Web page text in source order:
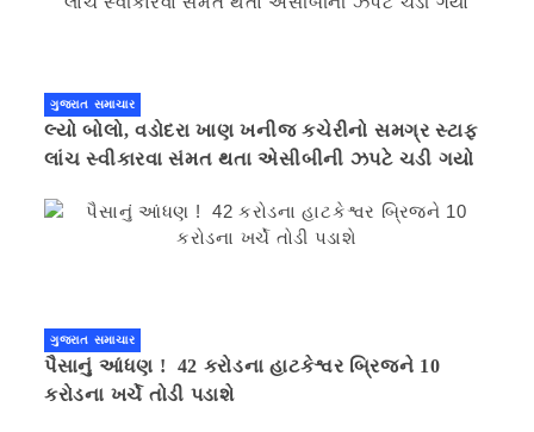
ગુજરાત સમાચાર
લ્યો બોલો, વડોદરા ખાણ ખનીજ કચેરીનો સમગ્ર સ્ટાફ
લાંચ સ્વીકારવા સંમત થતા એસીબીની ઝપટે ચડી ગયો
ગુજરાત સમાચાર
પૈસાનું આંધણ ! 42 કરોડના હાટકેશ્વર બ્રિજને 10
કરોડના ખર્ચે તોડી પડાશે